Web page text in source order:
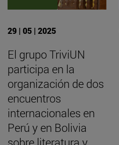
29 | 05 | 2025
El grupo TriviUN
participa en la
organización de dos
encuentros
internacionales en
Perú y en Bolivia
sobre literatura y